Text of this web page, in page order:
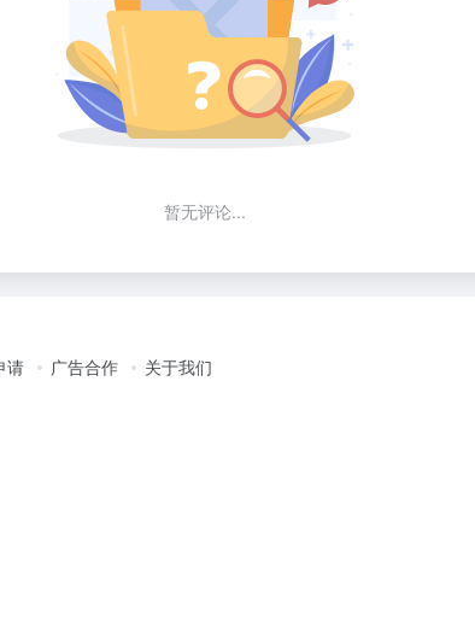
暂无评论...
请 广告合作 关于我们